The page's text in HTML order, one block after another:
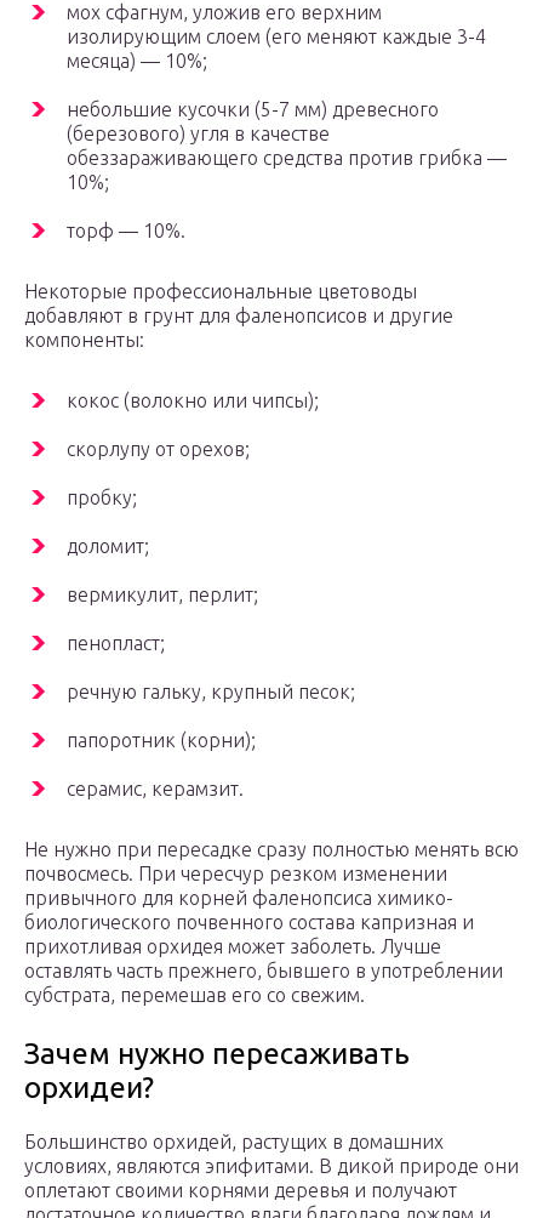
мох сфагнум, уложив его верхним
изолирующим слоем (его меняют каждые 3-4
месяца) — 10%;
небольшие кусочки (5-7 мм) древесного
(березового) угля в качестве
обеззараживающего средства против грибка —
10%;
торф — 10%.
Некоторые профессиональные цветоводы
добавляют в грунт для фаленопсисов и другие
компоненты:
кокос (волокно или чипсы);
скорлупу от орехов;
пробку;
доломит;
вермикулит, перлит;
пенопласт;
речную гальку, крупный песок;
папоротник (корни);
серамис, керамзит.
Не нужно при пересадке сразу полностью менять всю
почвосмесь. При чересчур резком изменении
привычного для корней фаленопсиса химико-
биологического почвенного состава капризная и
прихотливая орхидея может заболеть. Лучше
оставлять часть прежнего, бывшего в употреблении
субстрата, перемешав его со свежим.
Зачем нужно пересаживать
орхидеи?
Большинство орхидей, растущих в домашних
условиях, являются эпифитами. В дикой природе они
оплетают своими корнями деревья и получают